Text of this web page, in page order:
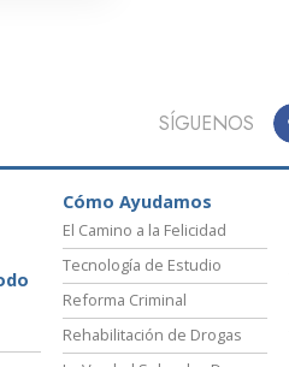
SÍGUENOS
Cómo Ayudamos
El Camino a la Felicidad
Tecnología de Estudio
Reforma Criminal
Rehabilitación de Drogas